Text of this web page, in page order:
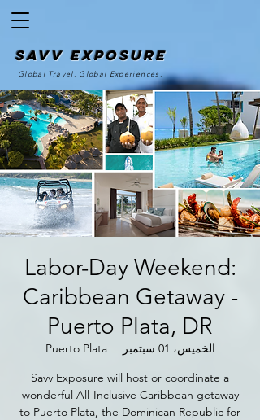
SAvv Exposure
Global Travel. Global Experiences.
Labor-Day Weekend:
Caribbean Getaway -
Puerto Plata, DR
الخميس، 01 سبتمبر
  |
Puerto Plata
Savv Exposure will host or coordinate a
wonderful All-Inclusive Caribbean getaway
to Puerto Plata, the Dominican Republic for